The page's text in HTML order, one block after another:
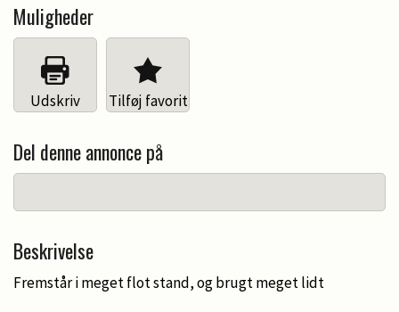
Muligheder
Udskriv Tilføj favorit
Del denne annonce på
Beskrivelse
Fremstår i meget flot stand, og brugt meget lidt